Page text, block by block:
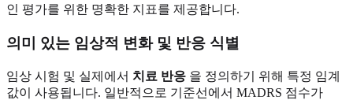
인 평가를 위한 명확한 지표를 제공합니다.
의미 있는 임상적 변화 및 반응 식별
임상 시험 및 실제에서 치료 반응 을 정의하기 위해 특정 임계
값이 사용됩니다. 일반적으로 기준선에서 MADRS 점수가